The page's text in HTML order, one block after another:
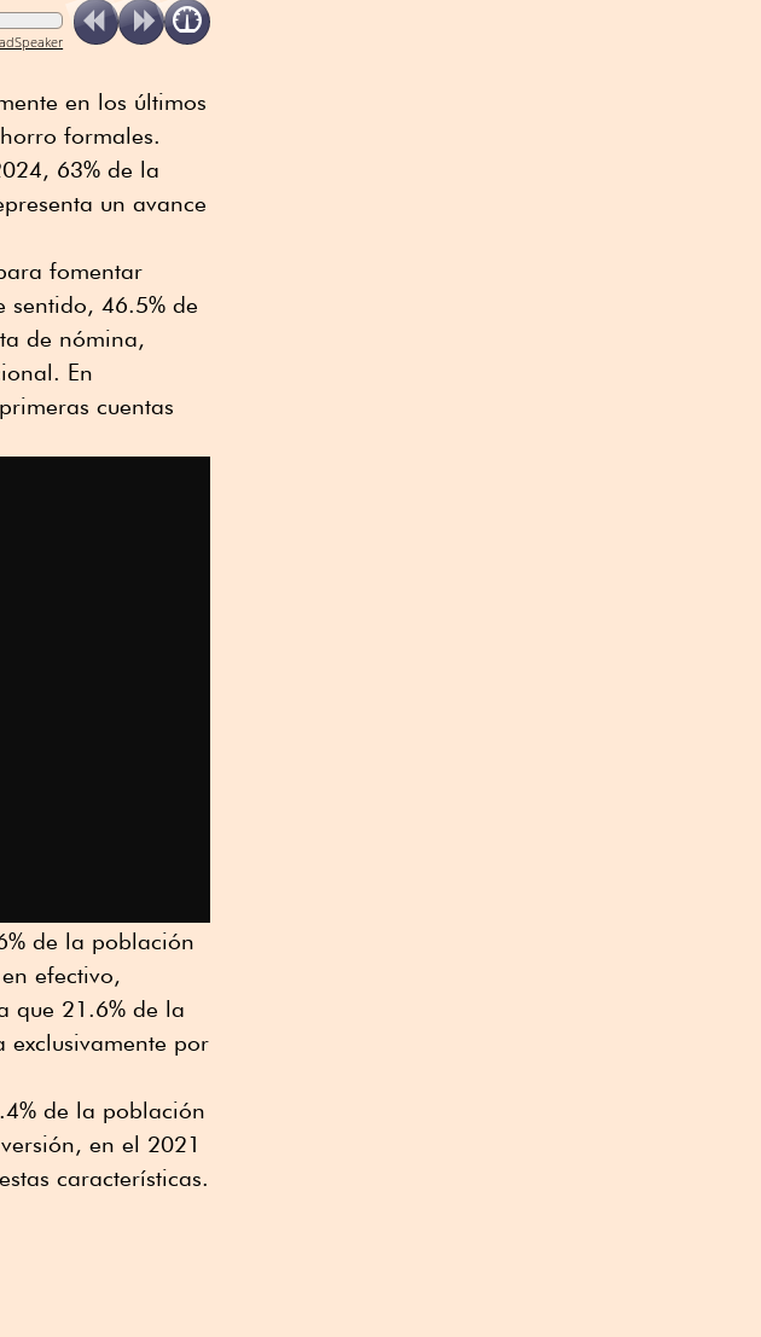
en los últimos
formales.
63% de la
un avance
fomentar
sentido, 46.5% de
de nómina,
En
cuentas
de la población
efectivo,
que 21.6% de la
por
de la población
en el 2021
características.